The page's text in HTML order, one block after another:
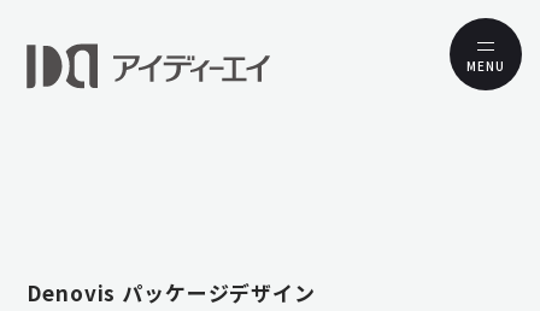
MENU
Denovis パッケージデザイン